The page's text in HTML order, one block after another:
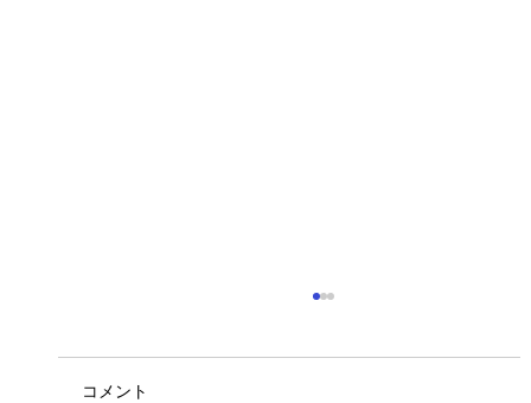
7/6より4名のベトナム人実習生が入社しまし
た。 若い力で活躍してくれることを期待しま
コメント